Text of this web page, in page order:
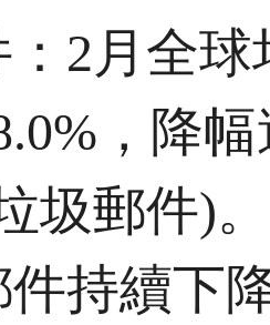
2月全
，降
圾郵件)
持續下